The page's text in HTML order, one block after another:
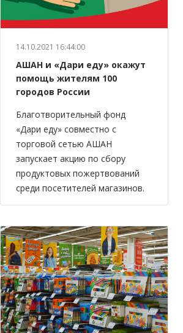
14.10.2021 16:44:00
АШАН и «Дари еду» окажут
помощь жителям 100
городов России
Благотворительный фонд
«Дари еду» совместно с
торговой сетью АШАН
запускает акцию по сбору
продуктовых пожертвований
среди посетителей магазинов.